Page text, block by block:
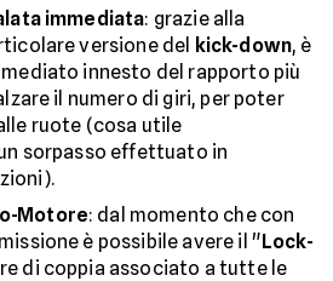
immediata: grazie alla
versione del kick-down, è
innesto del rapporto più
il numero di giri, per poter
ruote (cosa utile
sorpasso effettuato in
Motore: dal momento che con
è possibile avere il "Lock-
di coppia associato a tutte le